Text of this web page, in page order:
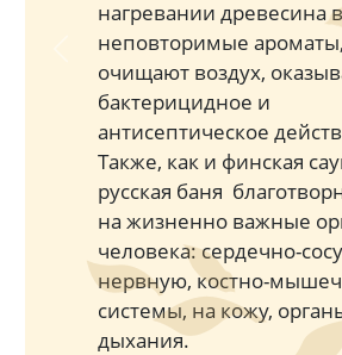
нагревании древесина
неповторимые
очищают воздух,
бактерицидное и
антисептическое
Также, как и финская
русская баня
на жизненно важные
человека: сердечно-
нервную, костно-
системы, на кожу,
дыхания.